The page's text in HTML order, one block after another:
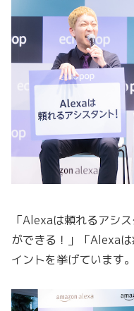
「Alexaは頼れるアシ
ができる！」「Alexa
イントを挙げています。